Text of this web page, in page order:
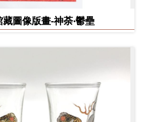
圖像版畫-神荼‧鬱壘